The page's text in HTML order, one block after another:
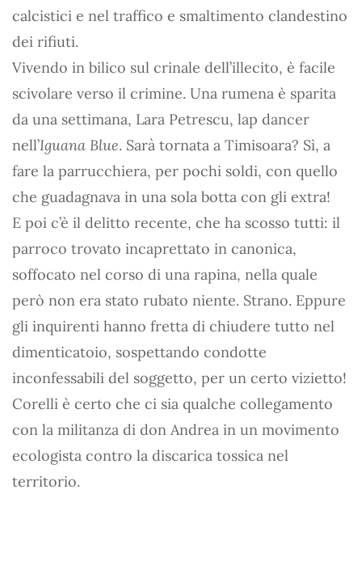
calcistici e nel traffico e smaltimento clandestino
dei rifiuti.
Vivendo in bilico sul crinale dell’illecito, è facile
scivolare verso il crimine. Una rumena è sparita
da una settimana, Lara Petrescu, lap dancer
nell’Iguana Blue. Sarà tornata a Timisoara? Sì, a
fare la parrucchiera, per pochi soldi, con quello
che guadagnava in una sola botta con gli extra!
E poi c’è il delitto recente, che ha scosso tutti: il
parroco trovato incaprettato in canonica,
soffocato nel corso di una rapina, nella quale
però non era stato rubato niente. Strano. Eppure
gli inquirenti hanno fretta di chiudere tutto nel
dimenticatoio, sospettando condotte
inconfessabili del soggetto, per un certo vizietto!
Corelli è certo che ci sia qualche collegamento
con la militanza di don Andrea in un movimento
ecologista contro la discarica tossica nel
territorio.